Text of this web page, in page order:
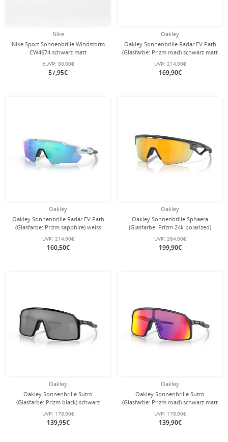
Nike
Nike Sport Sonnenbrille Windstorm
CW4674 schwarz matt
eUVP: 80,00€
57,95€
Oakley
Oakley Sonnenbrille Radar EV Path
(Glasfarbe: Prizm road) schwarz matt
- 1 Brille mit Hartschalenetui
UVP: 214,00€
169,90€
Oakley
Oakley Sonnenbrille Radar EV Path
(Glasfarbe: Prizm sapphire) weiss
glänzend - 1 Brille mit
Hartschalenetui
UVP: 214,00€
160,50€
Oakley
Oakley Sonnenbrille Sphaera
(Glasfarbe: Prizm 24k polarized)
carbongrau matt - 1 Brille mit
Hartschalenetui
UVP: 264,00€
199,90€
Oakley
Oakley Sonnenbrille Sutro
(Glasfarbe: Prizm black) schwarz
glänzend - 1 Brille mit
Hartschalenetui
UVP: 178,00€
139,95€
Oakley
Oakley Sonnenbrille Sutro
(Glasfarbe: Prizm road) schwarz matt
- 1 Brille mit Hartschalenetui
UVP: 178,00€
139,90€